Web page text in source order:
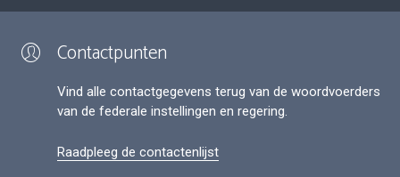
Contactpunten
Vind alle contactgegevens terug van de woordvoerders
van de federale instellingen en regering.
Raadpleeg de contactenlijst